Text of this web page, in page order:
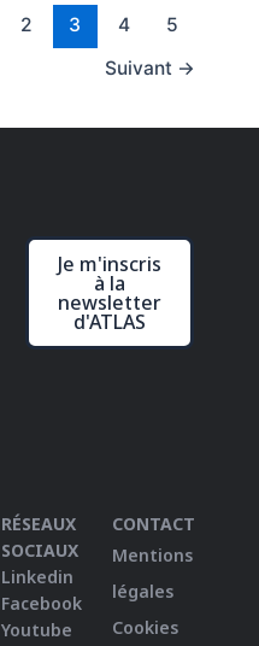
2 3 4
5
Suivant →
Je m'inscris
à la
newsletter
d'ATLAS
RÉSEAUX
SOCIAUX
Linkedin
Facebook
Youtube
CONTACT
Mentions
légales
Cookies